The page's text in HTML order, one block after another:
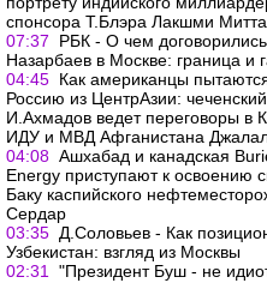
спонсора Т.Блэра Лакшми
07:37
РБК - О чем
Назарбаев в Москве: граница и
04:45 Как американцы
Россию из ЦентрАзии:
И.Ахмадов ведет переговоры в
ИДУ и МВД Афганистана
04:08 Ашхабад и канадская
Energy приступают к освоению
Баку каспийского
Сердар
03:35 Д.Соловьев - Как
Узбекистан: взгляд из Москвы
02:31
"Президент Буш - не